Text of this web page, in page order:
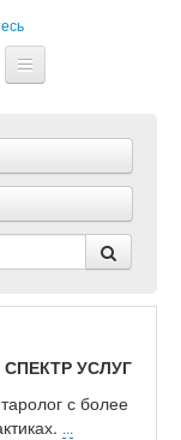
УСЛУГ
с более
...